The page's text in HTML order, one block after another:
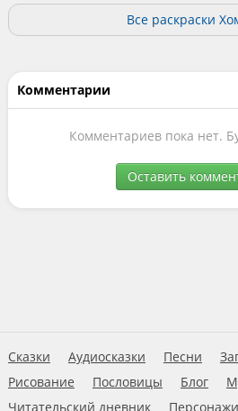
Все раскраски
Комментарии
Комментариев пока нет.
Оставить
Сказки Аудиосказки Песни
Рисование
Пословицы Блог
Читательский дневник